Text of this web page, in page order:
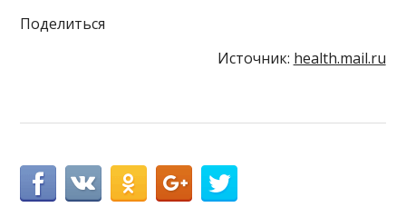
Поделиться
Источник: health.mail.ru